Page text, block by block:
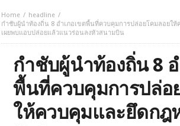
Home
headline
กำชับผู้นำท้องถิ่น 8 อำเภอเขตพื้นที่ควบคุมการปล่อยโคมลอยใ
เผยพบแอบปล่อยแล้วแนวร่อนลงหัวสนามบิน
กำชับผู้นำท้องถิ่น 8 อ
พื้นที่ควบคุมการปล่อ
ให้ควบคุมและยึดกฎ